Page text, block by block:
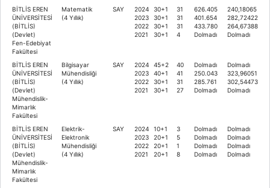
BİTLİS EREN
ÜNİVERSİTESİ
(BİTLİS)
(Devlet)
Fen-Edebiyat
Fakültesi
Matematik
(4 Yıllık)
SAY
2024
2023
2022
2021
30+1
30+1
30+1
30+1
31
31
31
4
626.405
401.654
433.780
Dolmadı
240,18065
282,72422
264,67388
Dolmadı
BİTLİS EREN
ÜNİVERSİTESİ
(BİTLİS)
(Devlet)
Mühendislik-
Mimarlık
Fakültesi
Bilgisayar
Mühendisliği
(4 Yıllık)
SAY
2024
2023
2022
2021
45+2
40+1
30+1
30+1
40
41
31
27
Dolmadı
250.043
285.761
Dolmadı
Dolmadı
323,96051
302,54473
Dolmadı
BİTLİS EREN
ÜNİVERSİTESİ
(BİTLİS)
(Devlet)
Mühendislik-
Mimarlık
Fakültesi
Elektrik-
Elektronik
Mühendisliği
(4 Yıllık)
SAY
2024
2023
2022
2021
10+1
20+1
20+1
20+1
3
5
1
8
Dolmadı
Dolmadı
Dolmadı
Dolmadı
Dolmadı
Dolmadı
Dolmadı
Dolmadı